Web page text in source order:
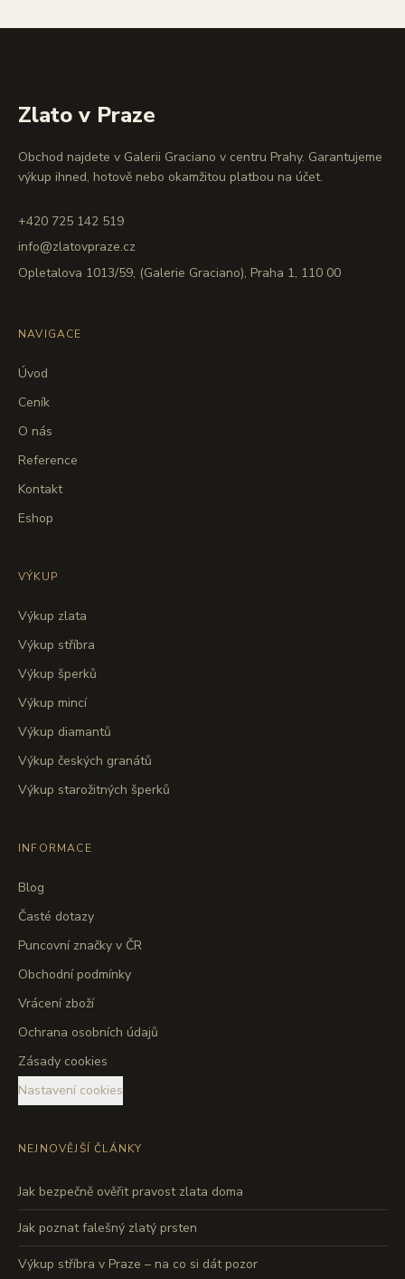
Zlato v Praze
Obchod najdete v Galerii Graciano v centru Prahy. Garantujeme
výkup ihned, hotově nebo okamžitou platbou na účet.
+420 725 142 519
info@zlatovpraze.cz
Opletalova 1013/59, (Galerie Graciano), Praha 1, 110 00
NAVIGACE
Úvod
Ceník
O nás
Reference
Kontakt
Eshop
VÝKUP
Výkup zlata
Výkup stříbra
Výkup šperků
Výkup mincí
Výkup diamantů
Výkup českých granátů
Výkup starožitných šperků
INFORMACE
Blog
Časté dotazy
Puncovní značky v ČR
Obchodní podmínky
Vrácení zboží
Ochrana osobních údajů
Zásady cookies
Nastavení cookies
NEJNOVĚJŠÍ ČLÁNKY
Jak bezpečně ověřit pravost zlata doma
Jak poznat falešný zlatý prsten
Výkup stříbra v Praze – na co si dát pozor